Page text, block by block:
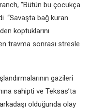
“Bütün bu çocukça
“Savaşta bağ kuran
koptuklarını
travma sonrası stresle
gazileri
sahipti ve Teksas’ta
olduğunda olay